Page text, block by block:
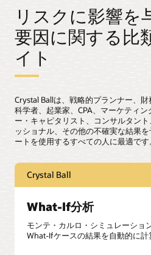
リスクに影響を
要因に関する比
イト
Crystal Ballは、戦略的プランナー、財
科学者、起業家、CPA、マーケティ
ー・キャピタリスト、コンサルタン
ッショナル、その他の不確実な結果
ートを使用するすべての人に最適です
Crystal Ball
What-If分析
モンテ・カルロ・シミュレーショ
What-Ifケースの結果を自動的に計